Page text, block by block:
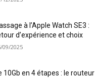
à l’Apple Watch SE3 :
d’expérience et choix
09/2025
10Gb en 4 étapes : le routeur